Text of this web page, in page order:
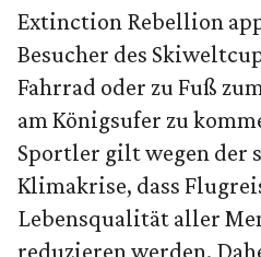
Extinction Rebellion
Besucher des
Fahrrad oder zu Fuß
am Königsufer zu
Sportler gilt wegen der
Klimakrise, dass
Lebensqualität aller
reduzieren werden.